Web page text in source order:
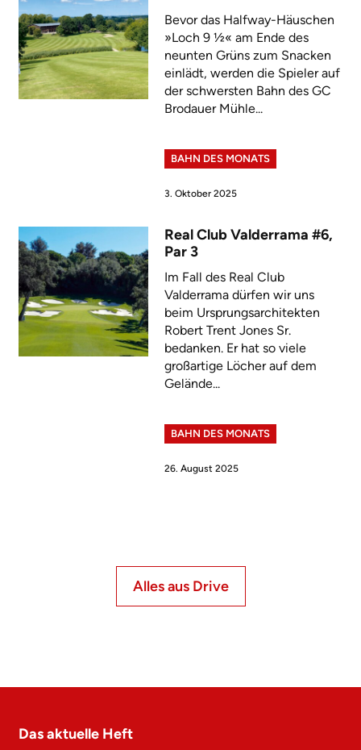
Bevor das Halfway-Häuschen
»Loch 9 ½« am Ende des
neunten Grüns zum Snacken
einlädt, werden die Spieler auf
der schwersten Bahn des GC
Brodauer Mühle...
BAHN DES MONATS
3. Oktober 2025
Real Club Valderrama #6,
Par 3
Im Fall des Real Club
Valderrama dürfen wir uns
beim Ursprungsarchitekten
Robert Trent Jones Sr.
bedanken. Er hat so viele
großartige Löcher auf dem
Gelände...
BAHN DES MONATS
26. August 2025
Alles aus Drive
Das aktuelle Heft